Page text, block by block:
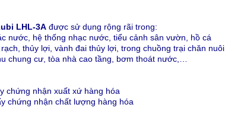
LHL-3A được sử dụng rộng rãi trong:
nước, hệ thống nhạc nước, tiểu cảnh sân vườn, hồ cá
thủy lợi, vành đai thủy lợi, trong chuồng trại chăn nuôi
chung cư, tòa nhà cao tầng, bơm thoát nước,…
chứng nhận xuất xứ hàng hóa
chứng nhận chất lượng hàng hóa